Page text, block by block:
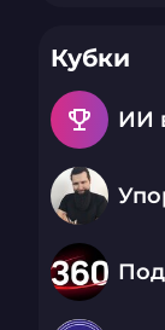
Кубки
emoji_events ИИ